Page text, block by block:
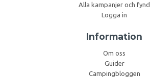
Alla kampanjer och fynd
Logga in
Information
Om oss
Guider
Campingbloggen